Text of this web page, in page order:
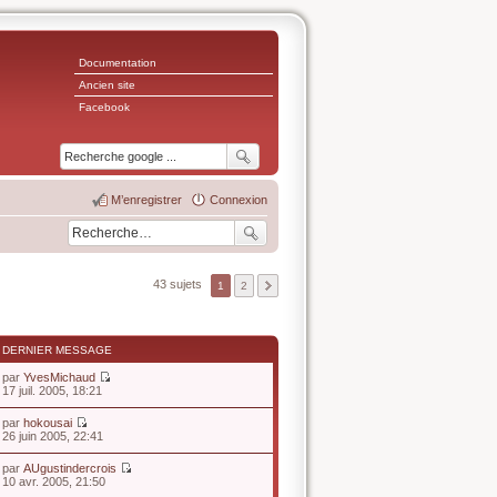
Documentation
Ancien site
Facebook
Connexion
M’enregistrer
43 sujets 1 2
DERNIER MESSAGE
par YvesMichaud
e
d
17 juil. 2005, 18:21
par hokousai
V
r
l
26 juin 2005, 22:41
par AUgustindercrois
10 avr. 2005, 21:50